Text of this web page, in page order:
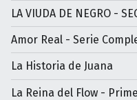
LA VIUDA DE NEGRO -
Amor Real - Serie
La Historia de Juana
La Reina del Flow -